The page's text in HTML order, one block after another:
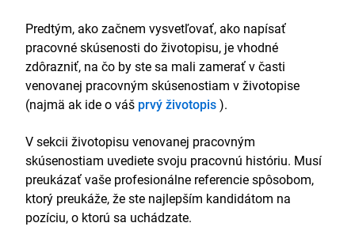
Vzdelávanie
Bakalársky titul v odbore obchodný manažment
(Hons), september 2009 – jún 2013
Zručnosti
SEM . Použil som Moz Analytics a ďalšie nástroje
na analýzu údajov z inbound marketingu pre
optimalizáciu kampane.
Predtým, ako začnem vysvetľovať, ako napísať
pracovné skúsenosti do životopisu, je vhodné
zdôrazniť, na čo by ste sa mali zamerať v časti
venovanej pracovným skúsenostiam v životopise
(najmä ak ide o váš prvý životopis).
V sekcii životopisu venovanej pracovným
skúsenostiam uvediete svoju pracovnú históriu. Musí
preukázať vaše profesionálne referencie spôsobom,
ktorý preukáže, že ste najlepším kandidátom na
pozíciu, o ktorú sa uchádzate.